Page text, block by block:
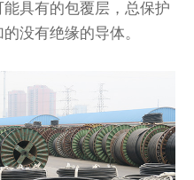
具有的包覆层，总保护
没有绝缘的导体。